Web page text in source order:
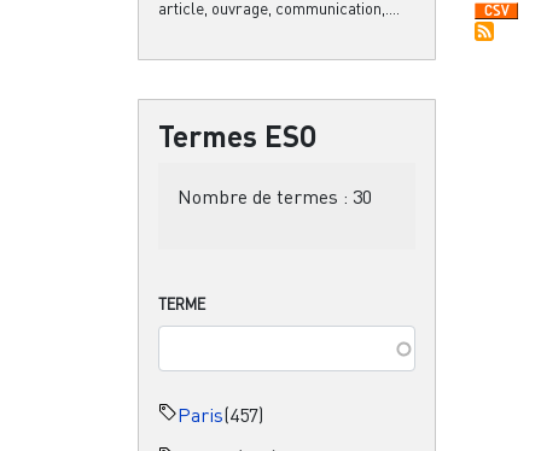
article, ouvrage, communication,....
Termes ESO
Nombre de termes : 30
TERME
Paris(457)